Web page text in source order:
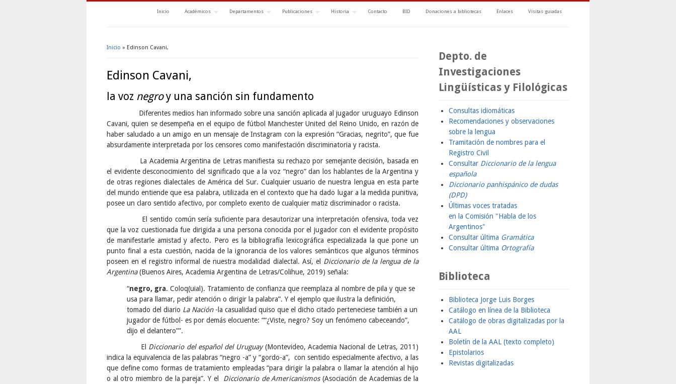
Inicio Académicos Departamentos Publicaciones Historia Contacto BID Donaciones a bibliotecas Enlaces Visitas guiadas
Inicio » Edinson Cavani,
Edinson Cavani,
la voz negroy una sanción sin fundamento
Diferentes medios han informado sobre una sanción aplicada al jugador uruguayo Edinson
Cavani, quien se desempeña en el equipo de fútbol Manchester United del Reino Unido, en razón de
haber saludado a un amigo en un mensaje de Instagram con la expresión “Gracias, negrito”, que fue
absurdamente interpretada por los censores como manifestación discriminatoria y racista.
La Academia Argentina de Letras manifiesta su rechazo por semejante decisión, basada en
el evidente desconocimiento del significado que a la voz “negro” dan los hablantes de la Argentina y
de otras regiones dialectales de América del Sur. Cualquier usuario de nuestra lengua en esta parte
del mundo entiende que esa palabra, utilizada en el contexto que ha dado lugar a la medida punitiva,
posee un claro sentido afectivo, por completo exento de cualquier matiz discriminador o racista.
El sentido común sería suficiente para desautorizar una interpretación ofensiva, toda vez
que la voz cuestionada fue dirigida a una persona conocida por el jugador con el evidente propósito
de manifestarle amistad y afecto. Pero es la bibliografía lexicográfica especializada la que pone un
punto final a esta cuestión, nacida de la ignorancia de los valores semánticos que algunos términos
poseen en el registro informal de nuestra modalidad dialectal. Así, el Diccionario de la lengua de la
Argentina(Buenos Aires, Academia Argentina de Letras/Colihue, 2019) señala:
“negro, gra. Coloq(uial). Tratamiento de confianza que reemplaza al nombre de pila y que se
usa para llamar, pedir atención o dirigir la palabra”. Y el ejemplo que ilustra la definición,
tomado del diario La Nación-la casualidad quiso que el dicho citado perteneciese también a un
jugador de fútbol- es por demás elocuente: ““¿Viste, negro? Soy un fenómeno cabeceando”,
dijo el delantero””.
El Diccionario del español del Uruguay(Montevideo, Academia Nacional de Letras, 2011)
indica la equivalencia de las palabras “negro -a” y “gordo-a”, con sentido especialmente afectivo, a las
que define como formas de tratamiento empleadas “para dirigir la palabra o llamar la atención al hijo
o al otro miembro de la pareja”. Y el Diccionario de Americanismos(Asociación de Academias de la
Depto. de
Investigaciones
Lingüísticas y Filológicas
Consultas idiomáticas
Recomendaciones y observaciones
sobre la lengua
Tramitación de nombres para el
Registro Civil
Consultar Diccionario de la lengua
española
Diccionario panhispánico de dudas
(DPD)
Últimas voces tratadas
en la Comisión "Habla de los
Argentinos"
Consultar última Gramática
Consultar última Ortografía
Biblioteca
Biblioteca Jorge Luis Borges
Catálogo en línea de la Biblioteca
Catálogo de obras digitalizadas por la
AAL
Boletín de la AAL (texto completo)
Epistolarios
Revistas digitalizadas